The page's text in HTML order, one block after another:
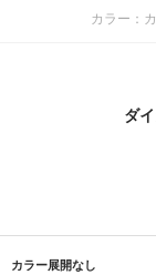
カラー：
ダ
カラー展開なし